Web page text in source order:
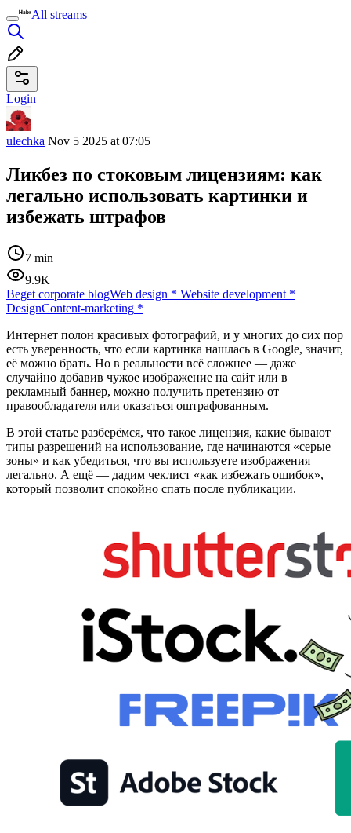
All streams
Login
ulechka Nov 5 2025 at 07:05
Ликбез по стоковым лицензиям: как
легально использовать картинки и
избежать штрафов
7 min
9.9K
Beget corporate blogWeb design * Website development *
DesignContent-marketing *
Интернет полон красивых фотографий, и у многих до сих пор
есть уверенность, что если картинка нашлась в Google, значит,
её можно брать. Но в реальности всё сложнее — даже
случайно добавив чужое изображение на сайт или в
рекламный баннер, можно получить претензию от
правообладателя или оказаться оштрафованным.
В этой статье разберёмся, что такое лицензия, какие бывают
типы разрешений на использование, где начинаются «серые
зоны» и как убедиться, что вы используете изображения
легально. А ещё — дадим чеклист «как избежать ошибок»,
который позволит спокойно спать после публикации.